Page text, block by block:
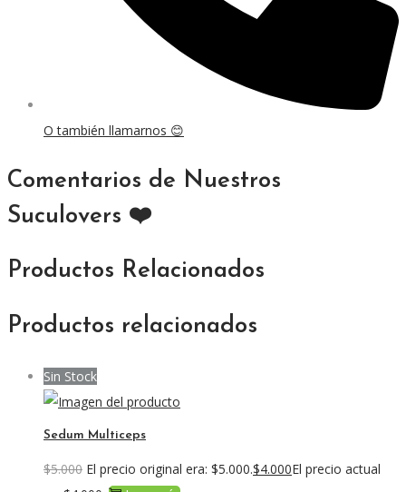
O también llamarnos 😊
Comentarios de Nuestros
Suculovers ❤️
Productos Relacionados
Productos relacionados
Sin Stock
Sedum Multiceps
$5.000 El precio original era: $5.000.$4.000El precio actual